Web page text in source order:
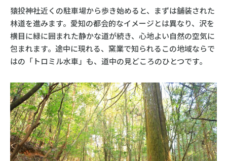
猿投神社近くの駐車場から歩き始めると、まずは舗装された
林道を進みます。愛知の都会的なイメージとは異なり、沢を
横目に緑に囲まれた静かな道が続き、心地よい自然の空気に
包まれます。途中に現れる、窯業で知られるこの地域ならで
はの「トロミル水車」も、道中の見どころのひとつです。